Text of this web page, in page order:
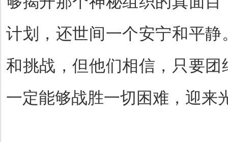
计划，还世间一个安宁和平
和挑战，但他们相信，只要
一定能够战胜一切困难，迎来